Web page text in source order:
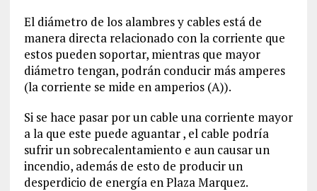
El diámetro de los alambres y cables está de
manera directa relacionado con la corriente que
estos pueden soportar, mientras que mayor
diámetro tengan, podrán conducir más amperes
(la corriente se mide en amperios (A)).
Si se hace pasar por un cable una corriente mayor
a la que este puede aguantar , el cable podría
sufrir un sobrecalentamiento e aun causar un
incendio, además de esto de producir un
desperdicio de energía en Plaza Marquez.